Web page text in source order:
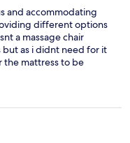
and accommodating
different options
a massage chair
but as i didnt need for it
the mattress to be
one provided was
a great way to wind